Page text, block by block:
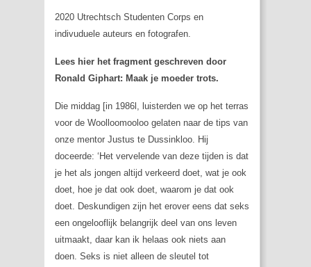
2020 Utrechtsch Studenten Corps en
indivuduele auteurs en fotografen.
Lees hier het fragment geschreven door
Ronald Giphart: Maak je moeder trots.
Die middag [in 1986l, luisterden we op het terras
voor de Woolloomooloo gelaten naar de tips van
onze mentor Justus te Dussinkloo. Hij
doceerde: ‘Het vervelende van deze tijden is dat
je het als jongen altijd verkeerd doet, wat je ook
doet, hoe je dat ook doet, waarom je dat ook
doet. Deskundigen zijn het erover eens dat seks
een ongelooflijk belangrijk deel van ons leven
uitmaakt, daar kan ik helaas ook niets aan
doen. Seks is niet alleen de sleutel tot